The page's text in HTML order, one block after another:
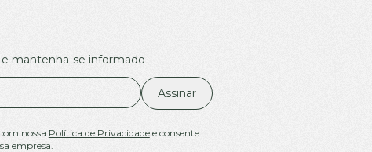
mantenha-se informado
Assinar
nossa Política de Privacidadee consente
empresa.